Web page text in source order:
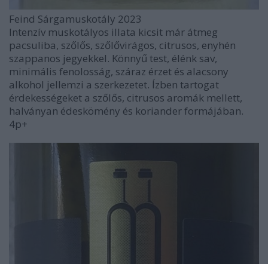
Feind Sárgamuskotály 2023
Intenzív muskotályos illata kicsit már átmeg
pacsuliba, szőlős, szőlővirágos, citrusos, enyhén
szappanos jegyekkel. Könnyű test, élénk sav,
minimális fenolosság, száraz érzet és alacsony
alkohol jellemzi a szerkezetet. Ízben tartogat
érdekességeket a szőlős, citrusos aromák mellett,
halványan édeskömény és koriander formájában.
4p+